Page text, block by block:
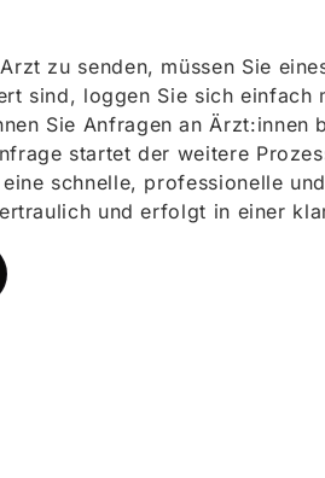
zu senden, müssen Sie
sind, loggen Sie sich einfach
Sie Anfragen an Ärzt:innen
startet der weitere
schnelle, professionelle
und erfolgt in einer